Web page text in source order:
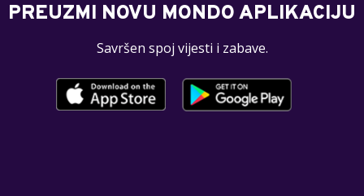
PREUZMI NOVU MONDO APLIKACIJU
Savršen spoj vijesti i zabave.